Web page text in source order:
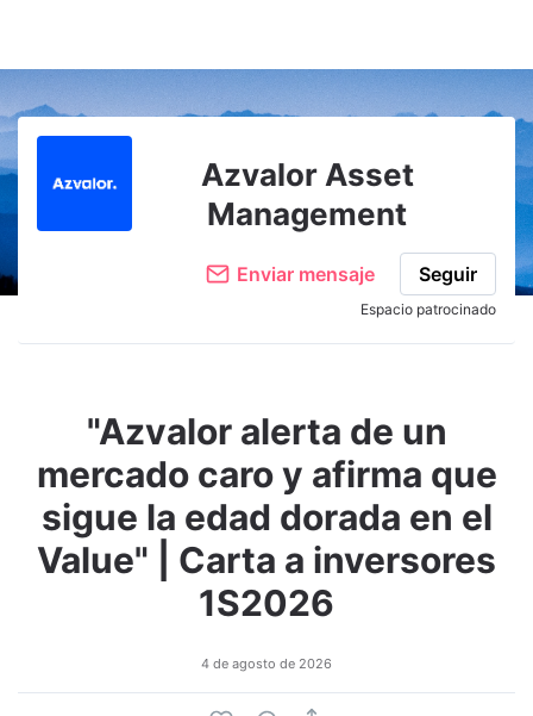
Azvalor Asset
Management
Enviar mensaje Seguir
Espacio patrocinado
"Azvalor alerta de un
mercado caro y afirma que
sigue la edad dorada en el
Value" | Carta a inversores
1S2026
4 de agosto de 2026